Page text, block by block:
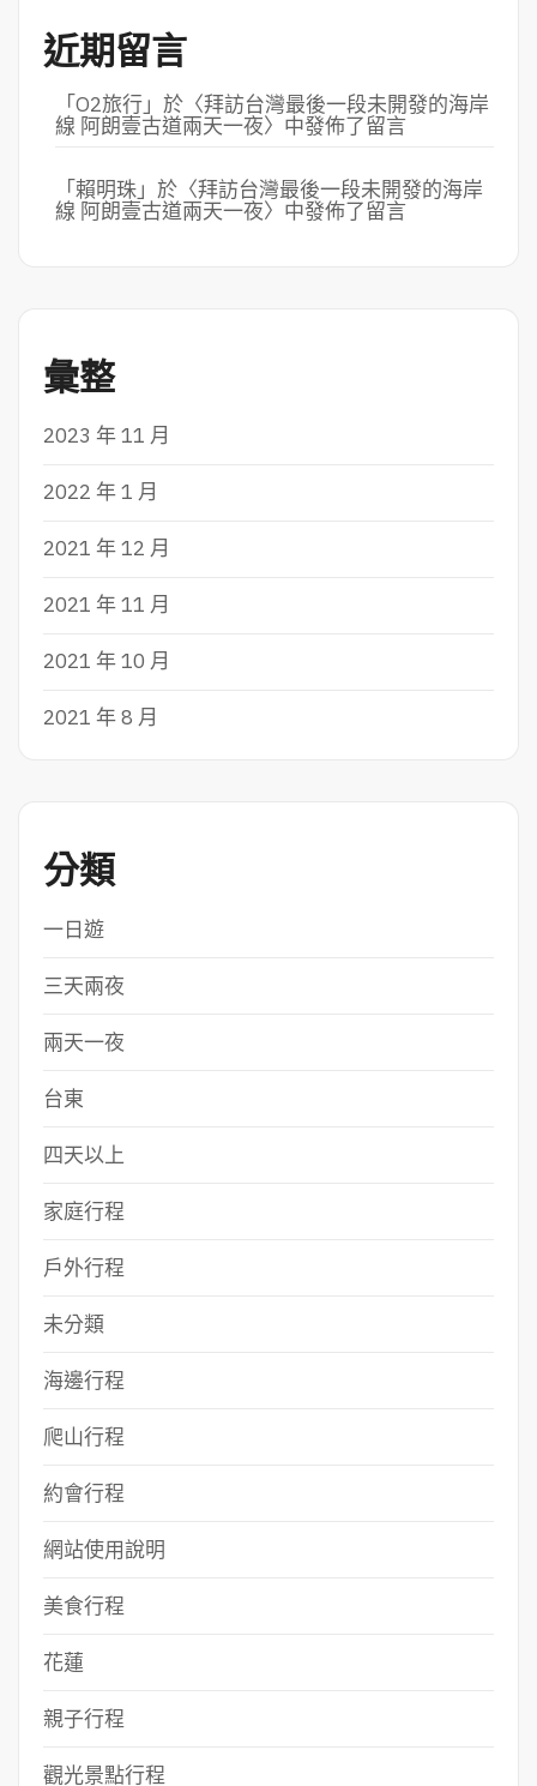
近期留言
「O2旅行」於〈拜訪台灣最後一段未開發的海岸
線 阿朗壹古道兩天一夜〉中發佈了留言
「賴明珠」於〈拜訪台灣最後一段未開發的海岸
線 阿朗壹古道兩天一夜〉中發佈了留言
彙整
2023 年 11 月
2022 年 1 月
2021 年 12 月
2021 年 11 月
2021 年 10 月
2021 年 8 月
分類
一日遊
三天兩夜
兩天一夜
台東
四天以上
家庭行程
戶外行程
未分類
海邊行程
爬山行程
約會行程
網站使用說明
美食行程
花蓮
親子行程
觀光景點行程